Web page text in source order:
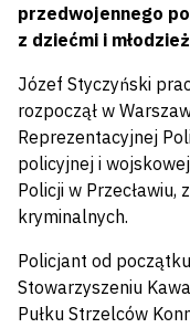
przedwojennego
z dziećmi i
Józef Styczyński
rozpoczął w
Reprezentacyjnej
policyjnej i
Policji w
kryminalnych.
Policjant od
Stowarzyszeniu
Pułku Strzelców